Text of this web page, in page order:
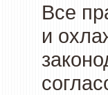
Все
и